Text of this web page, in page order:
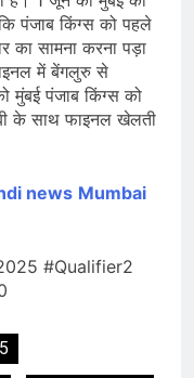
पंजाब किंग्स को पहले
का सामना करना पड़ा
में बेंगलुरु से
मुंबई पंजाब किंग्स को
के साथ फाइनल खेलती
di news Mumbai
#Qualifier2